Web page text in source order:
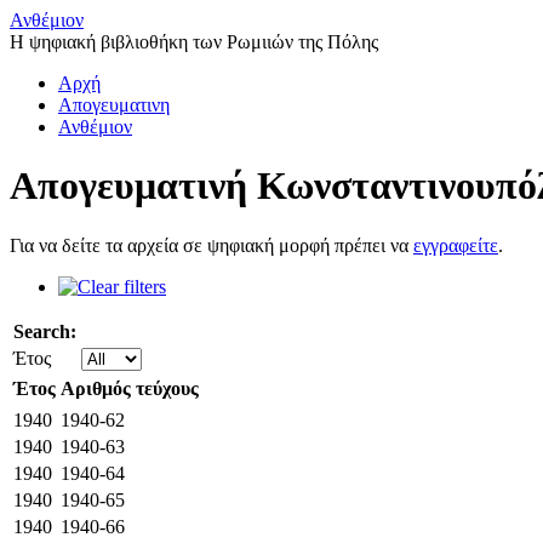
Ανθέμιον
Η ψηφιακή βιβλιοθήκη των Ρωμιιών της Πόλης
Αρχή
Απογευματινη
Ανθέμιον
Απογευματινή
Για να δείτε τα αρχεία σε ψηφιακή μορφή πρέπει να εγγραφείτε.
Search:
Έτος
Έτος Αριθμός τεύχους
1940 1940-62
1940 1940-63
1940 1940-64
1940 1940-65
1940 1940-66